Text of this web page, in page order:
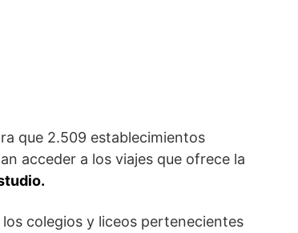
que 2.509 establecimientos
acceder a los viajes que ofrece la
colegios y liceos pertenecientes